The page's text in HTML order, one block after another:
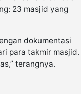
23 masjid yang
dokumentasi
para takmir masjid.
terangnya.